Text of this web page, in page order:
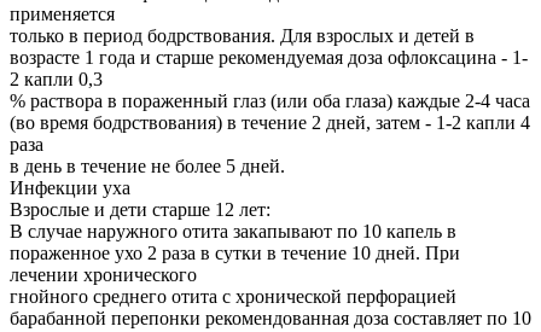
применяется
только в период бодрствования. Для взрослых и детей в
возрасте 1 года и старше рекомендуемая доза офлоксацина - 1-
2 капли 0,3
% раствора в пораженный глаз (или оба глаза) каждые 2-4 часа
(во время бодрствования) в течение 2 дней, затем - 1-2 капли 4
раза
в день в течение не более 5 дней.
Инфекции уха
Взрослые и дети старше 12 лет:
В случае наружного отита закапывают по 10 капель в
пораженное ухо 2 раза в сутки в течение 10 дней. При
лечении хронического
гнойного среднего отита с хронической перфорацией
барабанной перепонки рекомендованная доза составляет по 10